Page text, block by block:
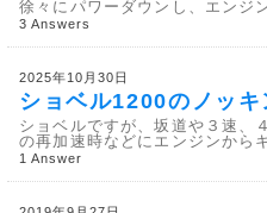
徐々にパワーダウンし、エンジ
3 Answers
2025年10月30日
ショベル1200のノッキ
ショベルですが、坂道や３速、
の再加速時などにエンジンから
1 Answer